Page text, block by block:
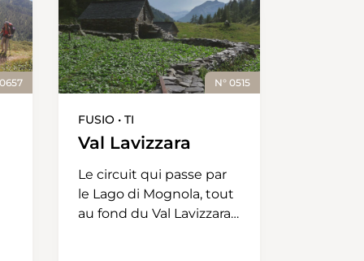
N° 0515
FUSIO • TI
Val Lavizzara
Le circuit qui passe par
le Lago di Mognola, tout
au fond du Val Lavizzara,